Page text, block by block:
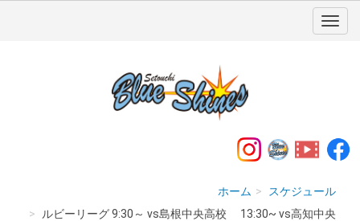
ホーム
スケジュール
ルビーリーグ 9:30～ vs島根中央高校 13:30~ vs高知中央